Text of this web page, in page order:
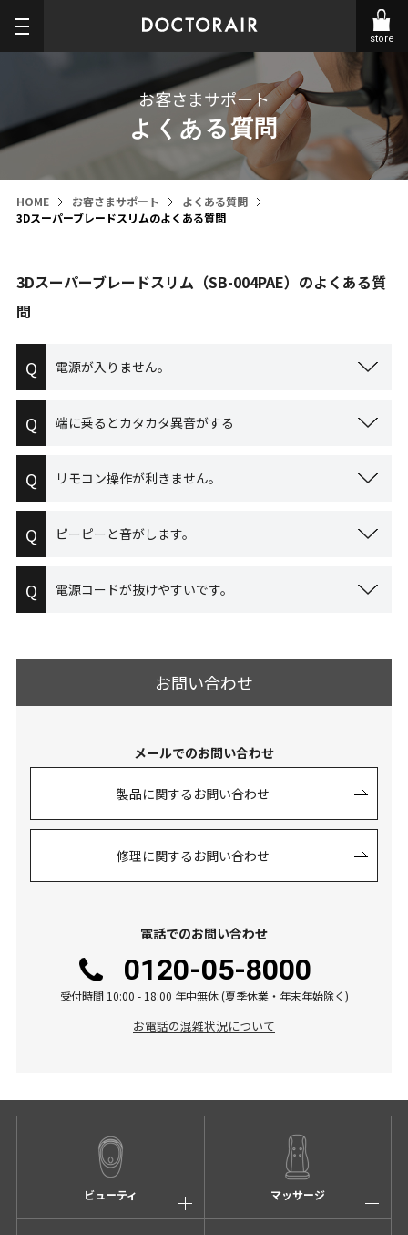
store
お客さまサポート
よくある質問
HOME お客さまサポート
よくある質問
3Dスーパーブレードスリムのよくある質問
3Dスーパーブレードスリム（SB-004PAE）のよくある質
問
Q 電源が入りません。
Q 端に乗るとカタカタ異音がする
Q リモコン操作が利きません。
Q ピーピーと音がします。
Q 電源コードが抜けやすいです。
お問い合わせ
メールでのお問い合わせ
製品に関するお問い合わせ
修理に関するお問い合わせ
電話でのお問い合わせ
0120-05-8000
受付時間 10:00 - 18:00 年中無休 (夏季休業・年末年始除く)
お電話の混雑状況について
ビューティ マッサージ